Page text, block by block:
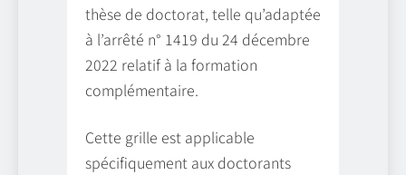
thèse de doctorat, telle qu’adaptée
à l’arrêté n° 1419 du 24 décembre
2022 relatif à la formation
complémentaire.
Cette grille est applicable
spécifiquement aux doctorants